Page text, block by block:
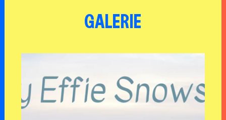
GALERIE